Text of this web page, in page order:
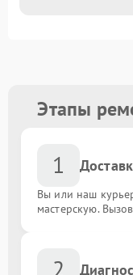
Этапы
1
Вы или наш
мастерскую.
2